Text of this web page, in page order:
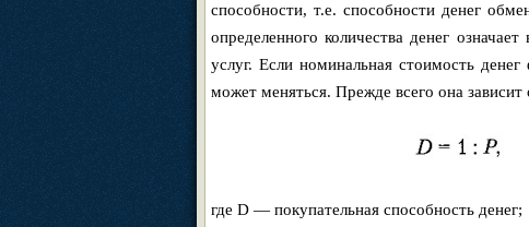
способности, т.е. способности денег
определенного количества денег
услуг. Если номинальная стоимость
может меняться. Прежде всего она зависит
где D — покупательная способность денег;